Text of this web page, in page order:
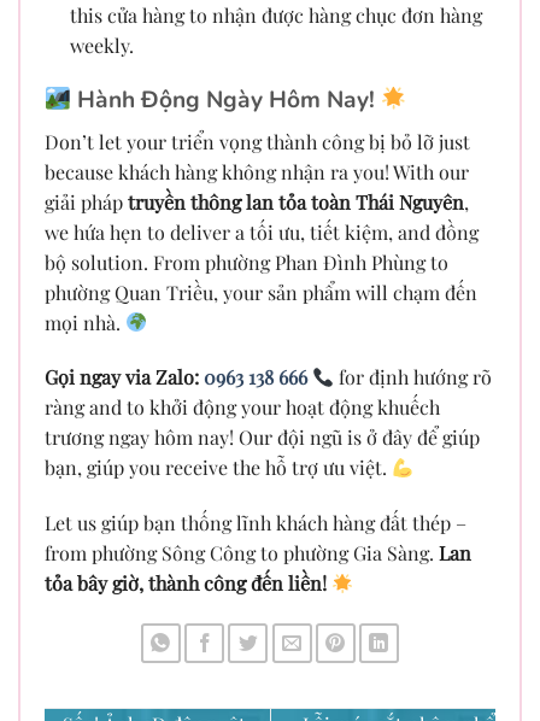
this cửa hàng to nhận được hàng chục đơn hàng
weekly.
Hành Động Ngày Hôm Nay!
Don’t let your triển vọng thành công bị bỏ lỡ just
because khách hàng không nhận ra you! With our
giải pháptruyền thông lan tỏa toàn Thái Nguyên,
we hứa hẹn to deliver a tối ưu, tiết kiệm, and đồng
bộ solution. From phường Phan Đình Phùng to
phường Quan Triều, your sản phẩm will chạm đến
mọi nhà.
Gọi ngay via Zalo:0963 138 666
for định hướng rõ
ràng and to khởi động your hoạt động khuếch
trương ngay hôm nay! Our đội ngũ is ở đây để giúp
bạn, giúp you receive the hỗ trợ ưu việt.
Let us giúp bạn thống lĩnh khách hàng đất thép –
from phường Sông Công to phường Gia Sàng. Lan
tỏa bây giờ, thành công đến liền!